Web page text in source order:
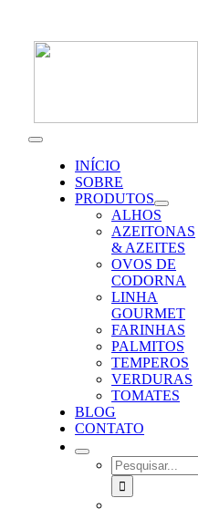
content
Toggle
NavigationINÍCIO
SOBRE
PRODUTOS
ALHOS
AZEITONAS
& AZEITES
OVOS DE
CODORNA
LINHA
GOURMET
FARINHAS
PALMITOS
TEMPEROS
VERDURAS
TOMATES
BLOG
CONTATO
SEARCH
FOR: